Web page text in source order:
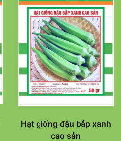
Hạt giống đậu bắp xanh
cao sản